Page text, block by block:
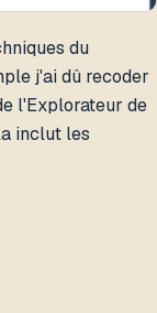
du
j'ai dû recoder
l'Explorateur de
inclut les